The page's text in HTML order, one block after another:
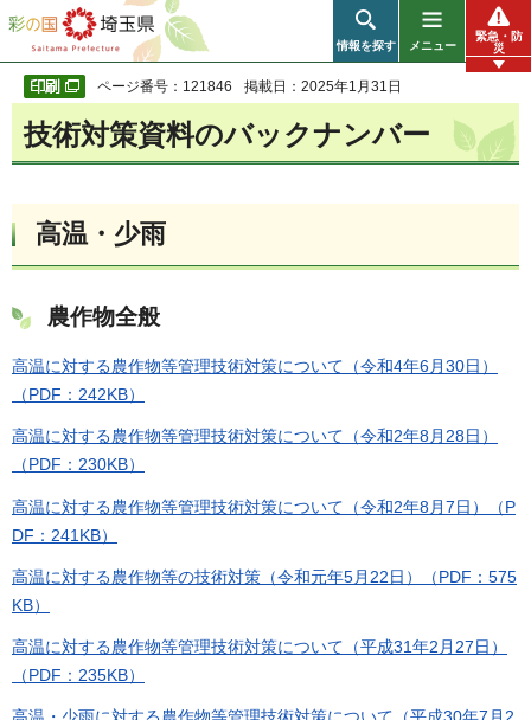
彩の国 埼玉県
情報を探す メニュー
緊急・防
災
ページ番号：121846 掲載日：2025年1月31日
技術対策資料のバックナンバー
高温・少雨
農作物全般
高温に対する農作物等管理技術対策について（令和4年6月30日）
（PDF：242KB）
高温に対する農作物等管理技術対策について（令和2年8月28日）
（PDF：230KB）
高温に対する農作物等管理技術対策について（令和2年8月7日）（P
DF：241KB）
高温に対する農作物等の技術対策（令和元年5月22日）（PDF：575
KB）
高温に対する農作物等管理技術対策について（平成31年2月27日）
（PDF：235KB）